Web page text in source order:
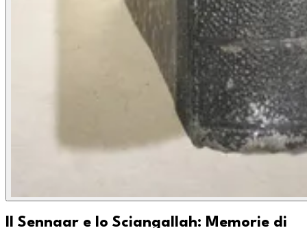
Il Sennaar e lo Sciangallah: Memorie di